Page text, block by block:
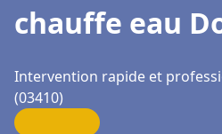
chauffe eau
Intervention rapide et
(03410)